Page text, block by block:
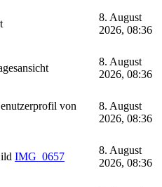
8. August
2026, 08:36
8. August
2026, 08:36
von
8. August
2026, 08:36
IMG_0657
8. August
2026, 08:36